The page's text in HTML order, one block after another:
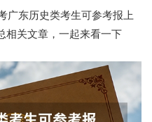
广东历史类考生可参考报上
相关文章，一起来看一下